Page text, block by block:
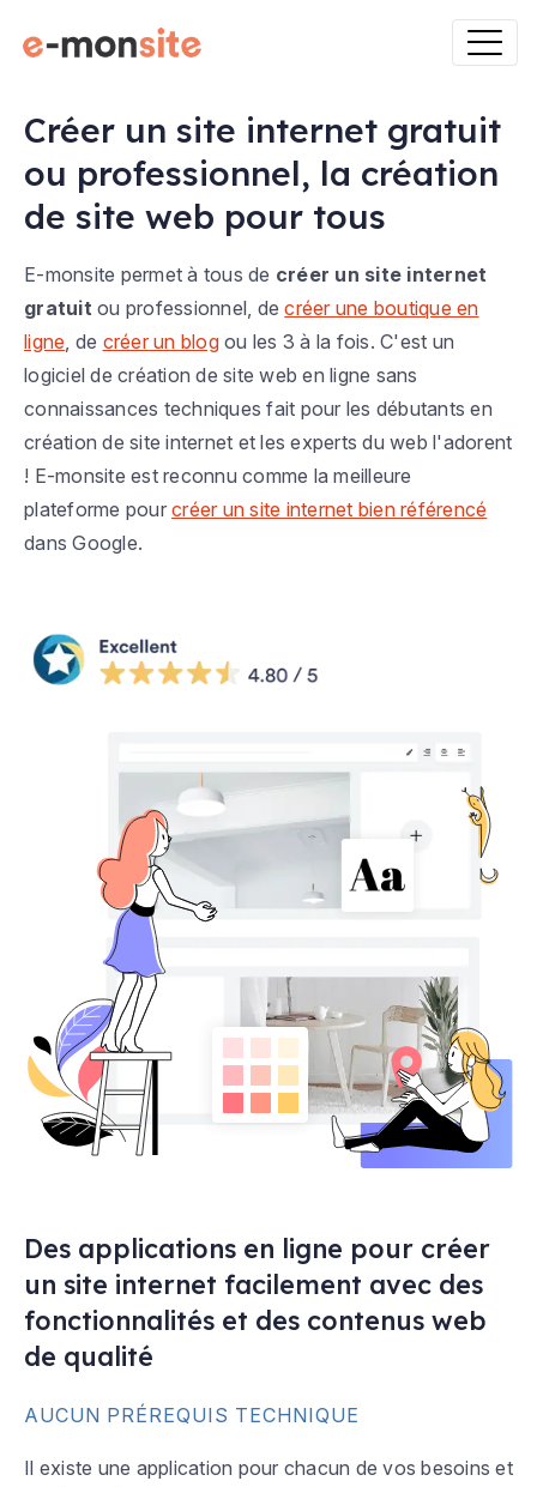
Créer un site internet gratuit
ou professionnel, la création
de site web pour tous
E-monsite permet à tous de créer un site internet
gratuit ou professionnel, decréer une boutique en
ligne , de créer un blogou les 3 à la fois. C'est un
logiciel de création de site web en ligne sans
connaissances techniques fait pour les débutants en
création de site internet et les experts du web l'adorent
! E-monsite est reconnu comme la meilleure
plateforme pour créer un site internet bien référencé
dans Google.
Des applications en ligne pour créer
un site internet facilement avec des
fonctionnalités et des contenus web
de qualité
AUCUN PRÉREQUIS TECHNIQUE
Il existe une application pour chacun de vos besoins et